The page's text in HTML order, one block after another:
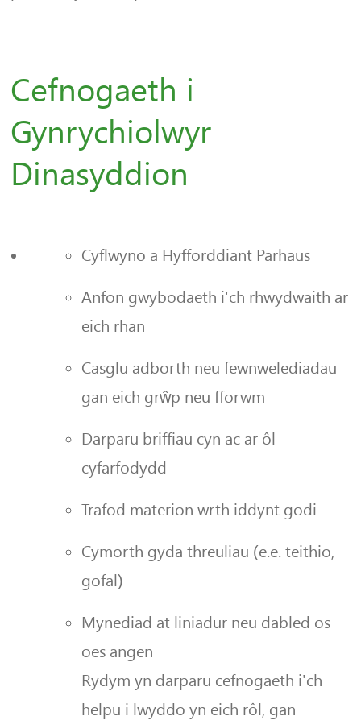
Cefnogaeth i
Gynrychiolwyr
Dinasyddion
Cyflwyno a Hyfforddiant Parhaus
Anfon gwybodaeth i'ch rhwydwaith ar
eich rhan
Casglu adborth neu fewnwelediadau
gan eich grŵp neu fforwm
Darparu briffiau cyn ac ar ôl
cyfarfodydd
Trafod materion wrth iddynt godi
Cymorth gyda threuliau (e.e. teithio,
gofal)
Mynediad at liniadur neu dabled os
oes angen
Rydym yn darparu cefnogaeth i'ch
helpu i lwyddo yn eich rôl, gan